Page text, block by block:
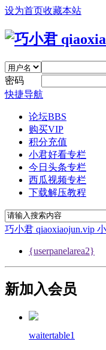
设为首页收藏本站
密码
快捷导航
论坛BBS
购买VIP
积分充值
小君好看专栏
今日头条专栏
西瓜视频专栏
下载解压教程
巧小君 qiaoxiaojun.vip
{userpanelarea2}
新加入会员
waitertable1